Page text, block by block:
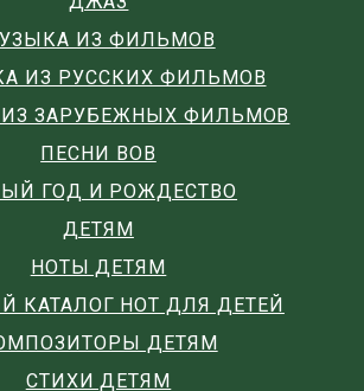
ИЗ ФИЛЬМОВ
ИЗ РУССКИХ ФИЛЬМОВ
ЗАРУБЕЖНЫХ ФИЛЬМОВ
ПЕСНИ ВОВ
ГОД И РОЖДЕСТВО
ДЕТЯМ
НОТЫ ДЕТЯМ
КАТАЛОГ НОТ ДЛЯ ДЕТЕЙ
ДЕТЯМ
СТИХИ ДЕТЯМ